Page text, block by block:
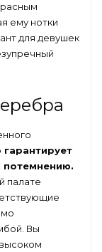
ему нотки
для девушек
гарантирует
потемнению.
палате
Вы